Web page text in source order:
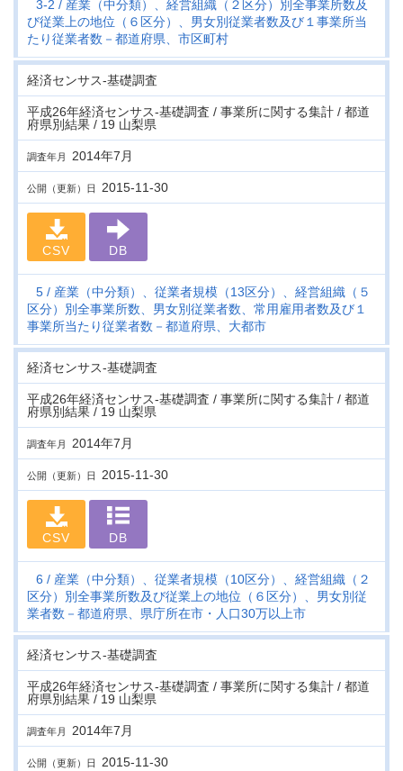
3-2
産業（中分類）、経営組織（２区分）別全事業所数及
び従業上の地位（６区分）、男女別従業者数及び１事業所当
たり従業者数－都道府県、市区町村
経済センサス‐基礎調査
平成26年経済センサス‐基礎調査 / 事業所に関する集計 / 都道
府県別結果 / 19 山梨県
調査年月 2014年7月
公開（更新）日 2015-11-30
CSV DB
5
産業（中分類）、従業者規模（13区分）、経営組織（５
区分）別全事業所数、男女別従業者数、常用雇用者数及び１
事業所当たり従業者数－都道府県、大都市
経済センサス‐基礎調査
平成26年経済センサス‐基礎調査 / 事業所に関する集計 / 都道
府県別結果 / 19 山梨県
調査年月 2014年7月
公開（更新）日 2015-11-30
CSV DB
6
産業（中分類）、従業者規模（10区分）、経営組織（２
区分）別全事業所数及び従業上の地位（６区分）、男女別従
業者数－都道府県、県庁所在市・人口30万以上市
経済センサス‐基礎調査
平成26年経済センサス‐基礎調査 / 事業所に関する集計 / 都道
府県別結果 / 19 山梨県
調査年月 2014年7月
公開（更新）日 2015-11-30